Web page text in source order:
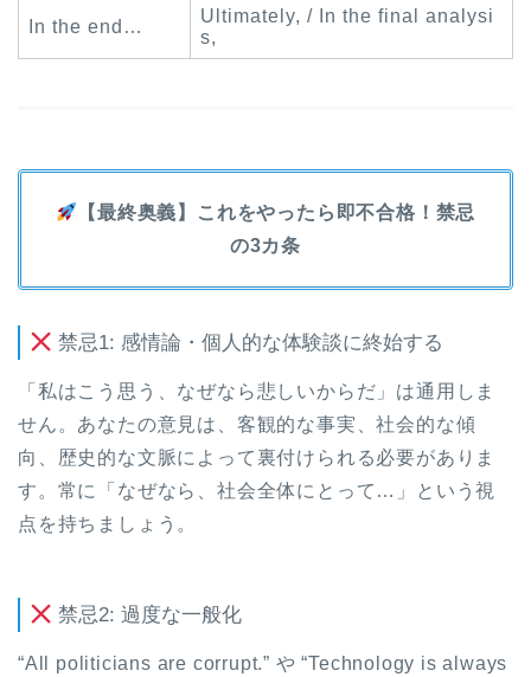
In the end…
Ultimately, / In the final analysi
s,
【最終奥義】これをやったら即不合格！禁忌
の3カ条
禁忌1: 感情論・個人的な体験談に終始する
「私はこう思う、なぜなら悲しいからだ」は通用しま
せん。あなたの意見は、客観的な事実、社会的な傾
向、歴史的な文脈によって裏付けられる必要がありま
す。常に「なぜなら、社会全体にとって…」という視
点を持ちましょう。
禁忌2: 過度な一般化
“All politicians are corrupt.” や “Technology is always